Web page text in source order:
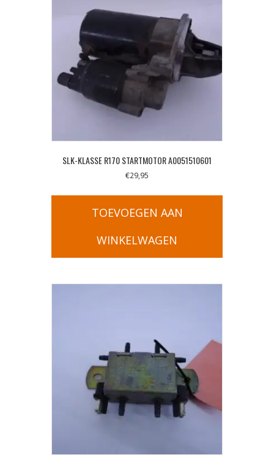
SLK-KLASSE R170 STARTMOTOR A0051510601
€29,95
TOEVOEGEN AAN
WINKELWAGEN